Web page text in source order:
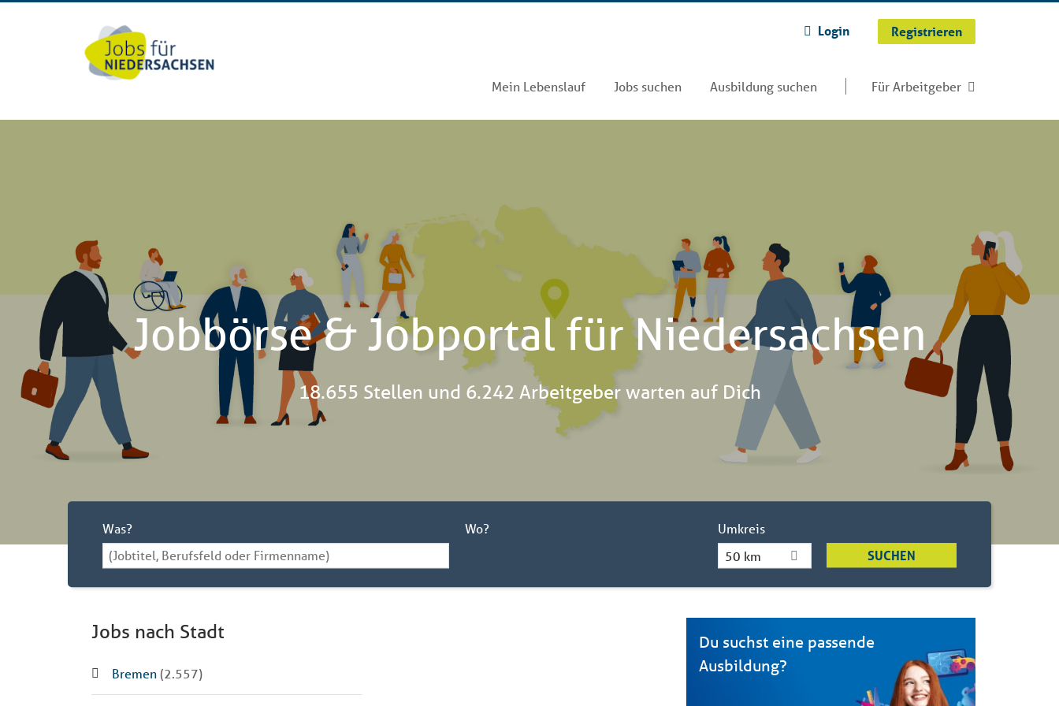
Login Registrieren
Mein Lebenslauf Jobs suchen Ausbildung suchen Für Arbeitgeber
Jobbörse & Jobportal für Niedersachsen
18.655 Stellen und 6.242 Arbeitgeber warten auf Dich
Was? Wo?
Umkreis
50 km
Jobs nach Stadt
Bremen(2.557)
Du suchst eine passende
Ausbildung?